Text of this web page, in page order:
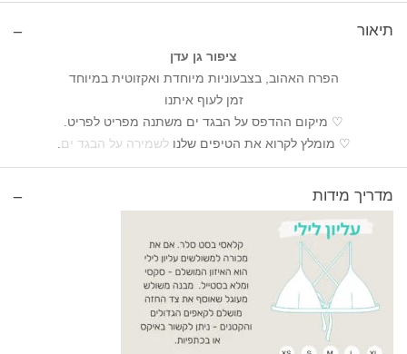
תיאור
ציפור גן עדן
הפרח האהוב, בצבעוניות מיוחדת ואקזוטית במיוחד
זמן לעוף איתנו
♡ מיקום ההדפס על הבגד ים משתנה מפריט לפריט.
♡ מומלץ לקרוא את הטיפים שלנו לשמירה על הבגד ים
מדריך מידות